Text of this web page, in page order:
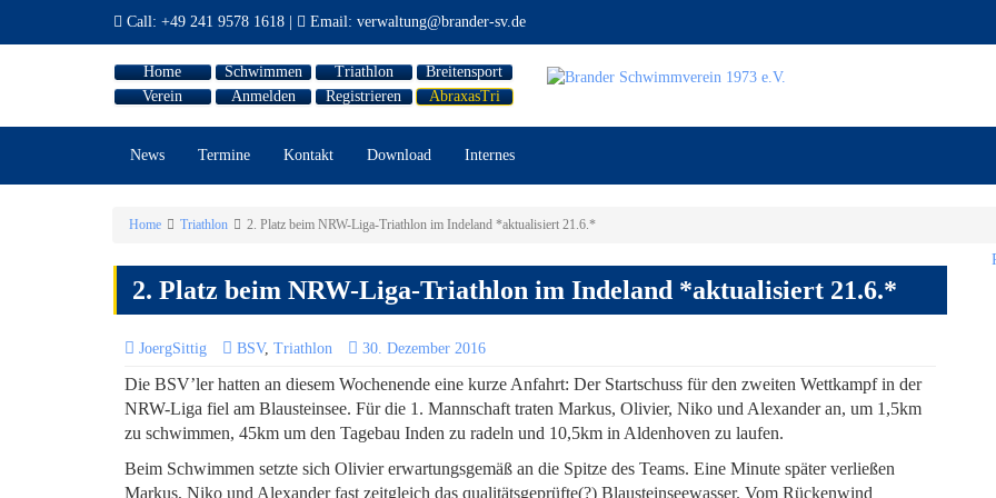
Call: +49 241 9578 1618 Email: verwaltung@brander-sv.de
Home Schwimmen Triathlon
Breitensport
Verein
Anmelden Registrieren AbraxasTri
News Termine Kontakt Download Internes
Home Triathlon 2. Platz beim NRW-Liga-Triathlon im Indeland *aktualisiert 21.6.*
2. Platz beim NRW-Liga-Triathlon im Indeland *aktualisiert 21.6.*
JoergSittig BSV, Triathlon 30. Dezember 2016
Die BSV’ler hatten an diesem Wochenende eine kurze Anfahrt: Der Startschuss für den zweiten Wettkampf in der
NRW-Liga fiel am Blausteinsee. Für die 1. Mannschaft traten Markus, Olivier, Niko und Alexander an, um 1,5km
zu schwimmen, 45km um den Tagebau Inden zu radeln und 10,5km in Aldenhoven zu laufen.
Beim Schwimmen setzte sich Olivier erwartungsgemäß an die Spitze des Teams. Eine Minute später verließen
Markus, Niko und Alexander fast zeitgleich das qualitätsgeprüfte(?) Blausteinseewasser. Vom Rückenwind